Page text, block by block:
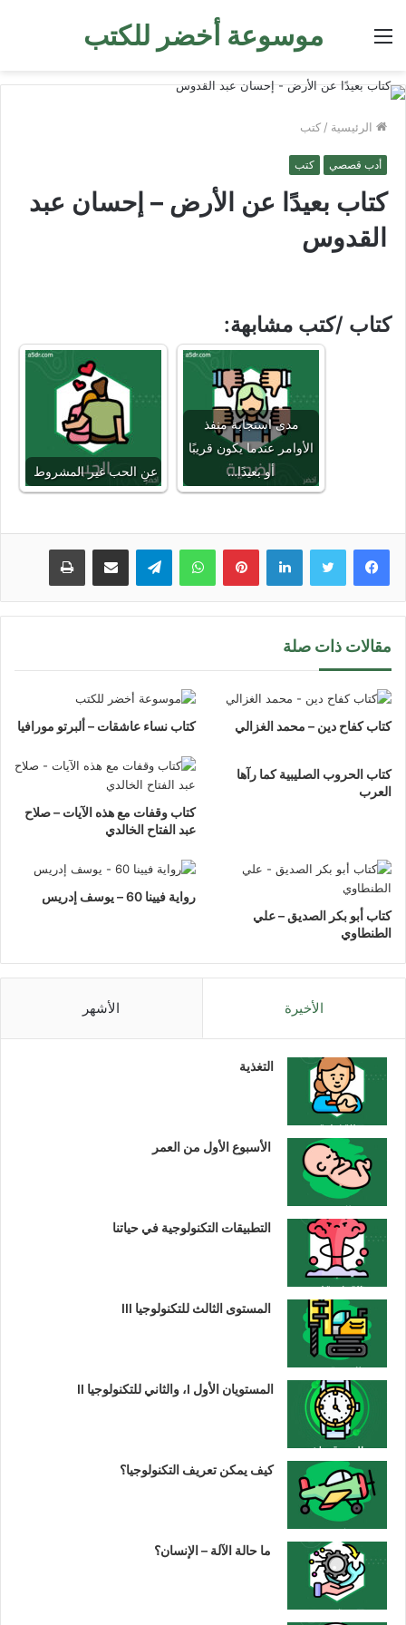
موسوعة أخضر للكتب القائمة
الرئيسية / كتب
أدب قصصي كتب
كتاب بعيدًا عن الأرض – إحسان عبد
القدوس
كتاب /كتب مشابهة:
عنِ الحب غير المشروط
مدى استجابة منفذ
الأوامر عندما يكون قريبًا
أو بعيدًا…
لينكدإن بينتيريستواتساب تيلقرام مشاركة عبر البريد طباعة
مقالات ذات صلة
كتاب كفاح دين – محمد الغزالي كتاب نساء عاشقات – ألبرتو مورافيا
كتاب الحروب الصليبية كما رآها
العرب
كتاب وقفات مع هذه الآيات – صلاح
عبد الفتاح الخالدي
كتاب أبو بكر الصديق – علي
الطنطاوي
رواية فيينا 60 – يوسف إدريس
الأخيرة الأشهر
التغذية
الأسبوع الأول من العمر
التطبيقات التكنولوجية في حياتنا
المستوى الثالث للتكنولوجيا III
المستويان الأول I، والثاني للتكنولوجيا II
كيف يمكن تعريف التكنولوجيا؟
ما حالة الآلة – الإنسان؟